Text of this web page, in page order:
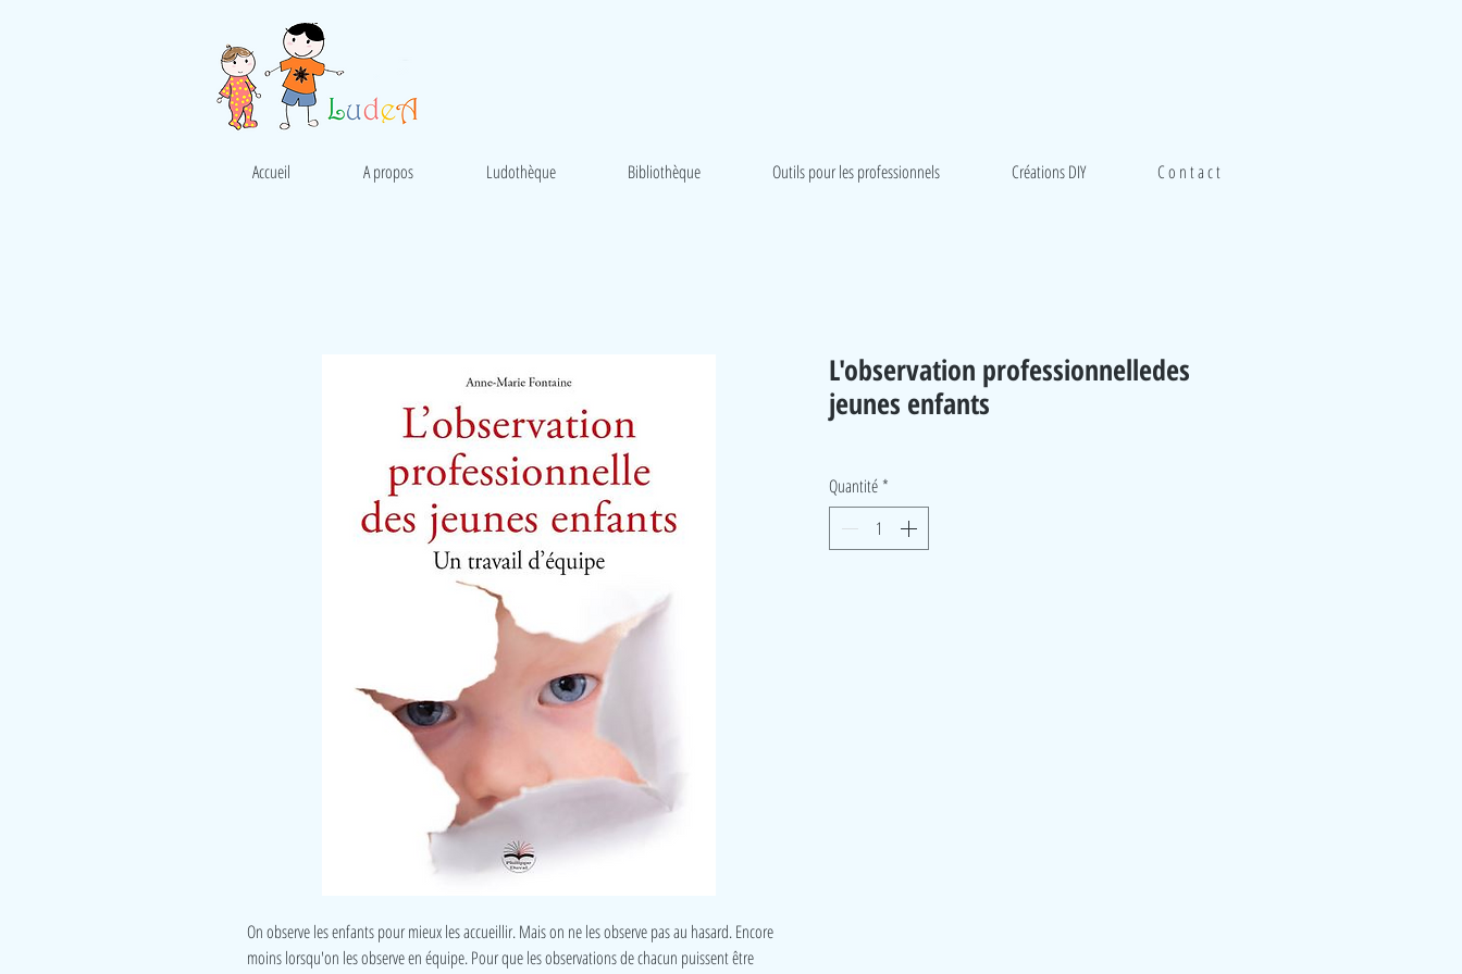
Accueil A propos Ludothèque Bibliothèque Outils pour les professionnels Créations DIY C o n t a c t
On observe les enfants pour mieux les accueillir. Mais on ne les observe pas au hasard. Encore
moins lorsqu'on les observe en équipe. Pour que les observations de chacun puissent être
L'observation professionnelledes
jeunes enfants
Quantité *